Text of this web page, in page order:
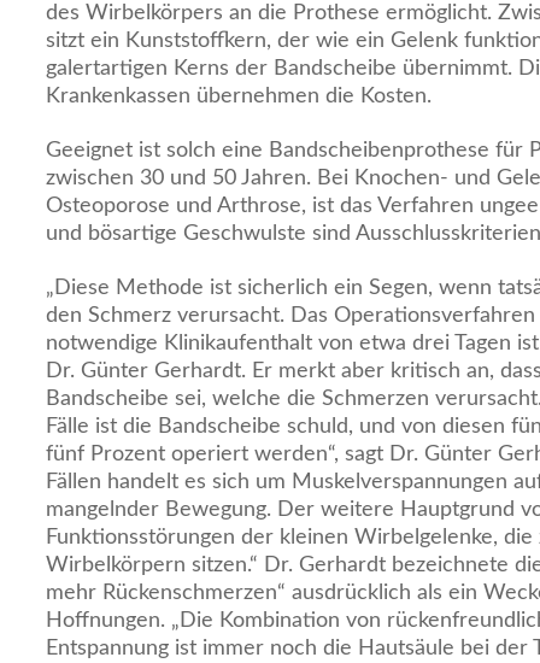
des Wirbelkörpers an die Prothese ermöglicht.
sitzt ein Kunststoffkern, der wie ein Gelenk
galertartigen Kerns der Bandscheibe übernimmt.
Krankenkassen übernehmen die Kosten.
Geeignet ist solch eine Bandscheibenprothese für
zwischen 30 und 50 Jahren. Bei Knochen- und
Osteoporose und Arthrose, ist das Verfahren
und bösartige Geschwulste sind
„Diese Methode ist sicherlich ein Segen, wenn
den Schmerz verursacht. Das
notwendige Klinikaufenthalt von etwa drei Tagen
Dr. Günter Gerhardt. Er merkt aber kritisch an,
Bandscheibe sei, welche die Schmerzen
Fälle ist die Bandscheibe schuld, und von diesen
fünf Prozent operiert werden“, sagt Dr. Günter
Fällen handelt es sich um Muskelverspannungen
mangelnder Bewegung. Der weitere Hauptgrund
Funktionsstörungen der kleinen Wirbelgelenke, die
Wirbelkörpern sitzen.“ Dr. Gerhardt bezeichnete
mehr Rückenschmerzen“ ausdrücklich als ein
Hoffnungen. „Die Kombination von
Entspannung ist immer noch die Hautsäule bei der